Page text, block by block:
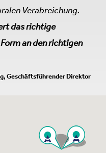
Verabreichung.
das richtige
an den richtigen
Geschäftsführender Direktor